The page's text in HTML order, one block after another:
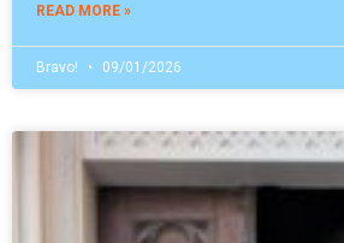
READ MORE »
Bravo! 09/01/2026